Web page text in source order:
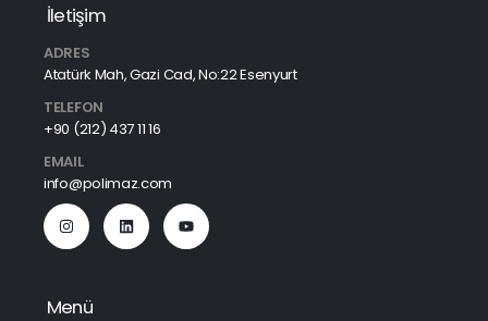
İletişim
ADRES
Atatürk Mah, Gazi Cad, No:22 Esenyurt
TELEFON
+90 (212) 437 11 16
EMAIL
info@polimaz.com
Menü